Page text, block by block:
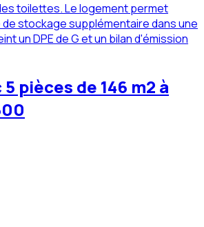
toilettes. Le logement permet
stockage supplémentaire dans une
un DPE de G et un bilan d'émission
pièces de 146 m2 à